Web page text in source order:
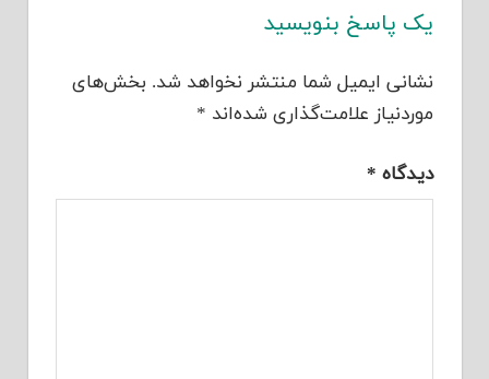
یک پاسخ بنویسید
نشانی ایمیل شما منتشر نخواهد شد. بخش‌های
موردنیاز علامت‌گذاری شده‌اند *
دیدگاه *